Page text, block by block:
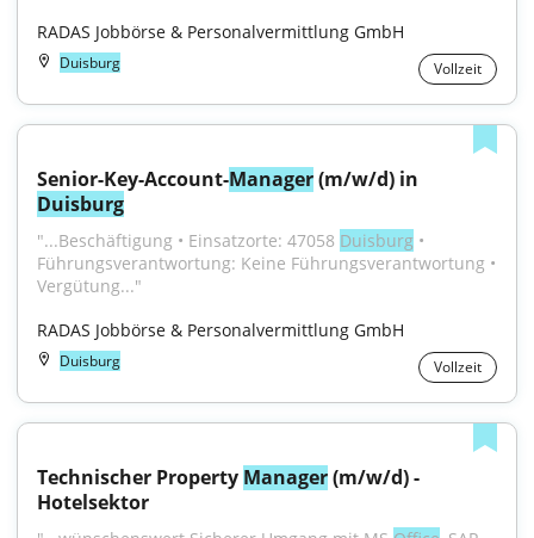
RADAS Jobbörse & Personalvermittlung GmbH
Duisburg Vollzeit
Senior-Key-Account-Manager
Duisburg
"...Beschäftigung • Einsatzorte: 47058 Duisburg •
Führungsverantwortung: Keine Führungsverantwortung •
Vergütung..."
RADAS Jobbörse & Personalvermittlung GmbH
Duisburg Vollzeit
Technischer Property Manager (m/w/d) -
Hotelsektor